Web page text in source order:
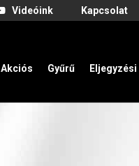
Videóink Kapcsolat
Akciós Gyűrű